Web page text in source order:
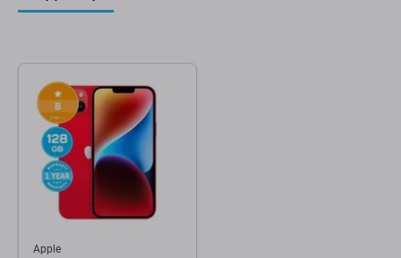
Apple